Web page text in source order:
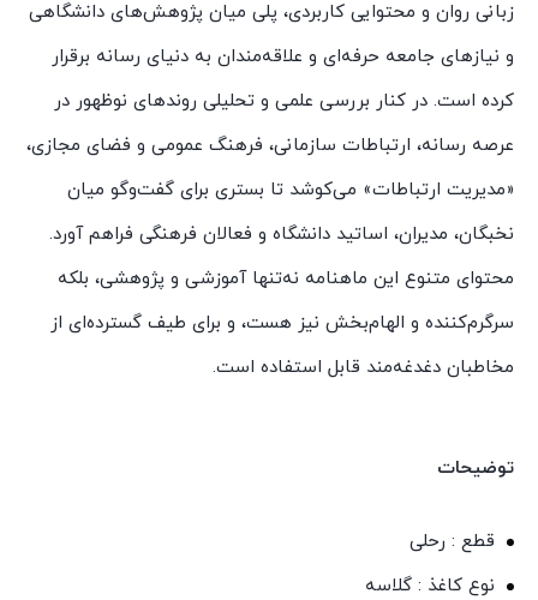
زبانی روان و محتوایی کاربردی، پلی میان پژوهش‌های دانشگاهی
و نیازهای جامعه حرفه‌ای و علاقه‌مندان به دنیای رسانه برقرار
کرده است. در کنار بررسی علمی و تحلیلی روندهای نوظهور در
عرصه رسانه، ارتباطات سازمانی، فرهنگ عمومی و فضای مجازی،
«مدیریت ارتباطات» می‌کوشد تا بستری برای گفت‌وگو میان
نخبگان، مدیران، اساتید دانشگاه و فعالان فرهنگی فراهم آورد.
محتوای متنوع این ماهنامه نه‌تنها آموزشی و پژوهشی، بلکه
سرگرم‌کننده و الهام‌بخش نیز هست، و برای طیف گسترده‌ای از
مخاطبان دغدغه‌مند قابل استفاده است.
توضیحات
قطع : رحلی
نوع کاغذ : گلاسه